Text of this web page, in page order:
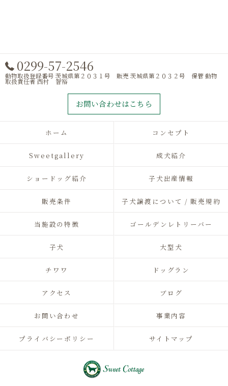
0299-57-2546
動物取扱登録番号 茨城県第２０３１号 販売 茨城県第２０３２号 保管 動物
取扱責任者 西村 智裕
お問い合わせはこちら
ホーム コンセプト
Sweetgallery 成犬紹介
ショードッグ紹介 子犬出産情報
販売条件 子犬譲渡について / 販売規約
当施設の特徴 ゴールデンレトリーバー
子犬 大型犬
チワワ ドッグラン
アクセス ブログ
お問い合わせ 事業内容
プライバシーポリシー サイトマップ